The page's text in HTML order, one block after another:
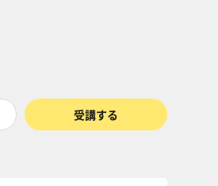
受講する